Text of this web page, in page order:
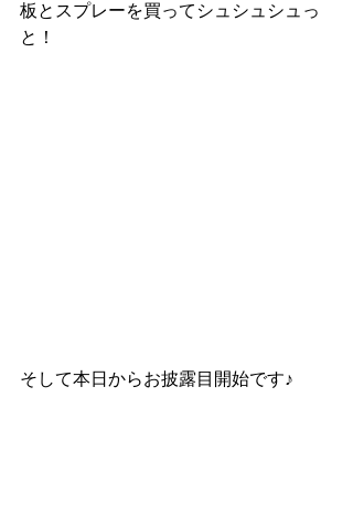
板とスプレーを買ってシュシュシュっ
と！
そして本日からお披露目開始です♪